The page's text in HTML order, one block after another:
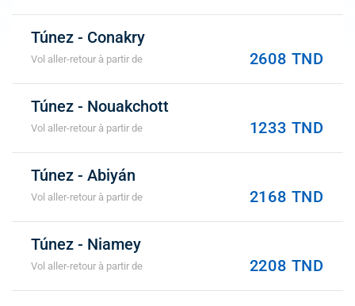
Túnez - Conakry
Vol aller-retour à partir de 2608 TND
Túnez - Nouakchott
Vol aller-retour à partir de 1233 TND
Túnez - Abiyán
Vol aller-retour à partir de 2168 TND
Túnez - Niamey
Vol aller-retour à partir de 2208 TND